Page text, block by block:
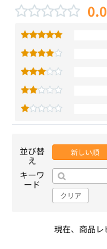
0.0
並び替
え
新しい順
キーワ
ード
クリア
現在、商品レ